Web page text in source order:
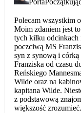
Porta
Polecam wszystkim
Moim zdaniem jest
tych kilku odcinkach
poczciwą MS
syn z synową i
Franziska od czasu
Reńskiego
Wilde oraz na
kapitana Wilde.
z podstawową
większość zrozumieć.